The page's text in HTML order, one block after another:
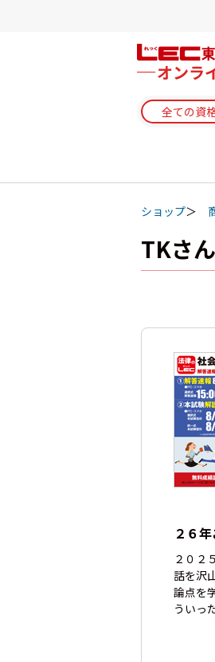
ショップ
TKさ
２６
２０２
話を沢
論点を
ういっ